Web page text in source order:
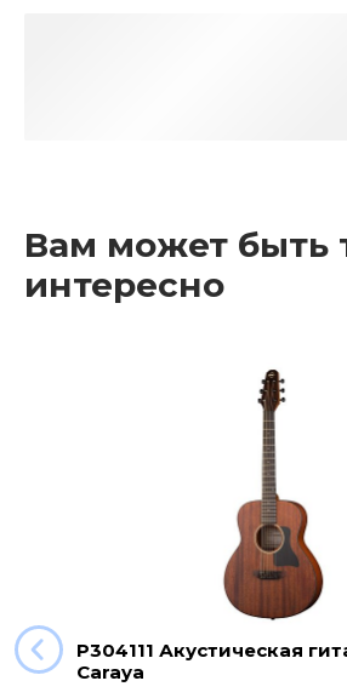
Вам может быть
интересно
P304111 Акустическая
Caraya